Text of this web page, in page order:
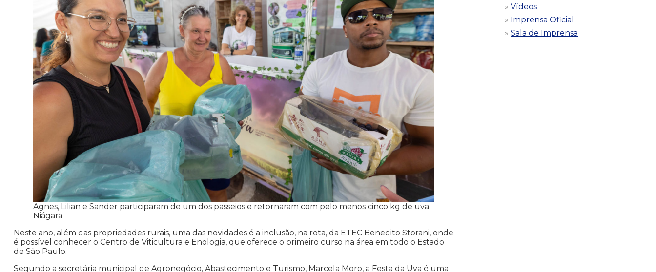
Agnes, Lilian e Sander participaram de um dos passeios e retornaram com pelo menos cinco kg de uva
Niágara
Neste ano, além das propriedades rurais, uma das novidades é a inclusão, na rota, da ETEC Benedito Storani, onde
é possível conhecer o Centro de Viticultura e Enologia, que oferece o primeiro curso na área em todo o Estado
de São Paulo.
Segundo a secretária municipal de Agronegócio, Abastecimento e Turismo, Marcela Moro, a Festa da Uva é uma
Vídeos
Imprensa Oficial
Sala de Imprensa